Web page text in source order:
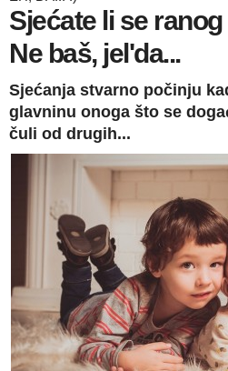
Sjećate li se
Ne baš, jel'da...
Sjećanja stvarno počinju
glavninu onoga što se
čuli od drugih...